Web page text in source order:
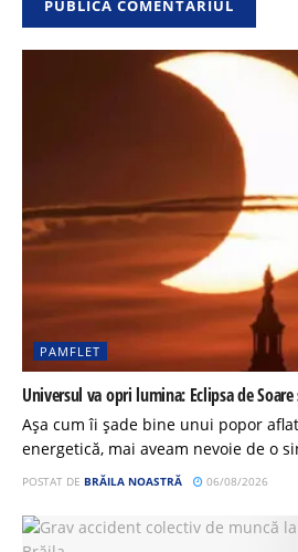
PAMFLET
Universul va opri lumina: Eclipsa de
Așa cum îi șade bine unui popor
energetică, mai aveam nevoie de o
POSTAT DE BRĂILA NOASTRĂ 06/08/2026